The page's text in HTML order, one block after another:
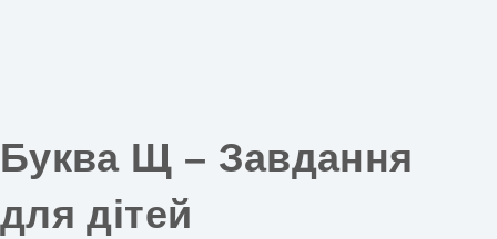
Буква Щ – Завдання
для дітей